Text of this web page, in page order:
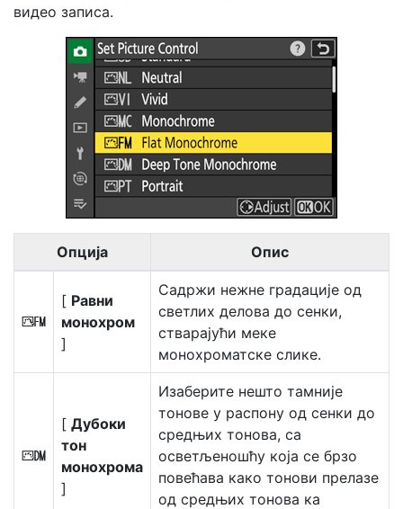
видео записа.
Опција Опис
2
[ Равни
монохром
]
Садржи нежне градације од
светлих делова до сенки,
стварајући меке
монохроматске слике.
3
[ Дубоки
тон
монохрома
]
Изаберите нешто тамније
тонове у распону од сенки до
средњих тонова, са
осветљеношћу која се брзо
повећава како тонови прелазе
од средњих тонова ка